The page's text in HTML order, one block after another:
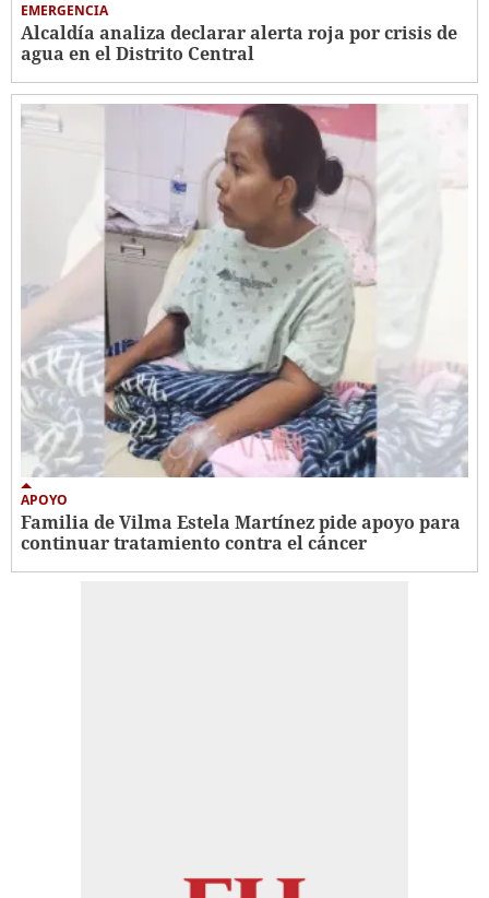
EMERGENCIA
Alcaldía analiza declarar alerta roja por crisis de
agua en el Distrito Central
APOYO
Familia de Vilma Estela Martínez pide apoyo para
continuar tratamiento contra el cáncer